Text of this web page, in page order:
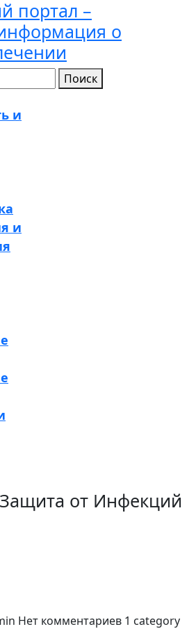
портал –
о
Поиск
и
и
от Инфекций
Нет комментариев 1 category